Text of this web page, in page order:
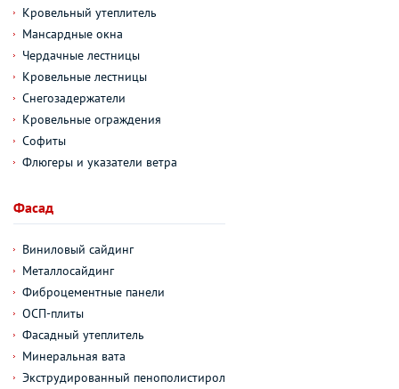
Кровельный утеплитель
Мансардные окна
Чердачные лестницы
Кровельные лестницы
Снегозадержатели
Кровельные ограждения
Софиты
Флюгеры и указатели ветра
Фасад
Виниловый сайдинг
Металлосайдинг
Фиброцементные панели
ОСП-плиты
Фасадный утеплитель
Минеральная вата
Экструдированный пенополистирол